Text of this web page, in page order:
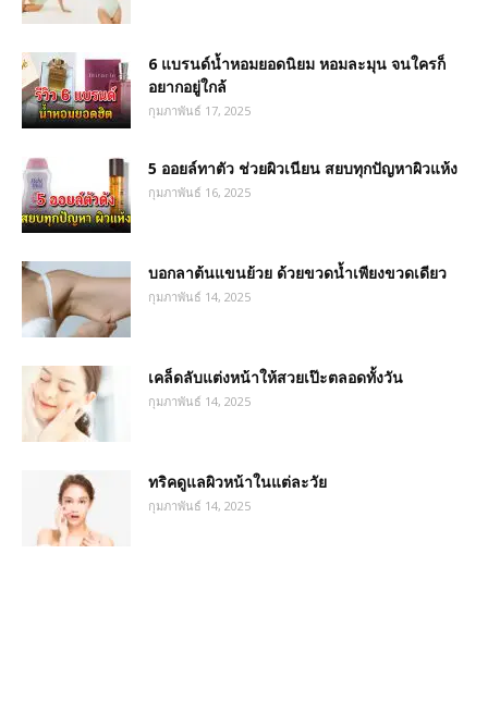
6 แบรนด์น้ำหอมยอดนิยม หอมละมุน จนใครก็
อยากอยู่ใกล้
กุมภาพันธ์ 17, 2025
5 ออยล์ทาตัว ช่วยผิวเนียน สยบทุกปัญหาผิวแห้ง
กุมภาพันธ์ 16, 2025
บอกลาต้นแขนย้วย ด้วยขวดน้ำเพียงขวดเดียว
กุมภาพันธ์ 14, 2025
เคล็ดลับแต่งหน้าให้สวยเป๊ะตลอดทั้งวัน
กุมภาพันธ์ 14, 2025
ทริคดูแลผิวหน้าในแต่ละวัย
กุมภาพันธ์ 14, 2025